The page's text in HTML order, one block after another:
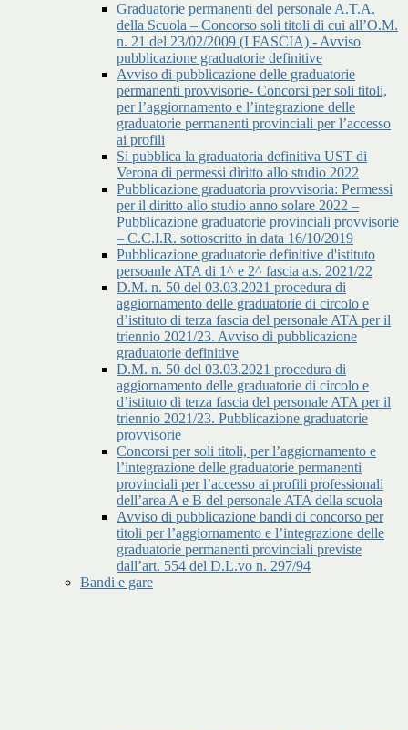
Graduatorie permanenti del personale A.T.A.
della Scuola – Concorso soli titoli di cui all’O.M.
n. 21 del 23/02/2009 (I FASCIA) - Avviso
pubblicazione graduatorie definitive
Avviso di pubblicazione delle graduatorie
permanenti provvisorie- Concorsi per soli titoli,
per l’aggiornamento e l’integrazione delle
graduatorie permanenti provinciali per l’accesso
ai profili
Si pubblica la graduatoria definitiva UST di
Verona di permessi diritto allo studio 2022
Pubblicazione graduatoria provvisoria: Permessi
per il diritto allo studio anno solare 2022 –
Pubblicazione graduatorie provinciali provvisorie
– C.C.I.R. sottoscritto in data 16/10/2019
Pubblicazione graduatorie definitive d'istituto
persoanle ATA di 1^ e 2^ fascia a.s. 2021/22
D.M. n. 50 del 03.03.2021 procedura di
aggiornamento delle graduatorie di circolo e
d’istituto di terza fascia del personale ATA per il
triennio 2021/23. Avviso di pubblicazione
graduatorie definitive
D.M. n. 50 del 03.03.2021 procedura di
aggiornamento delle graduatorie di circolo e
d’istituto di terza fascia del personale ATA per il
triennio 2021/23. Pubblicazione graduatorie
provvisorie
Concorsi per soli titoli, per l’aggiornamento e
l’integrazione delle graduatorie permanenti
provinciali per l’accesso ai profili professionali
dell’area A e B del personale ATA della scuola
Avviso di pubblicazione bandi di concorso per
titoli per l’aggiornamento e l’integrazione delle
graduatorie permanenti provinciali previste
dall’art. 554 del D.L.vo n. 297/94
Bandi e gare